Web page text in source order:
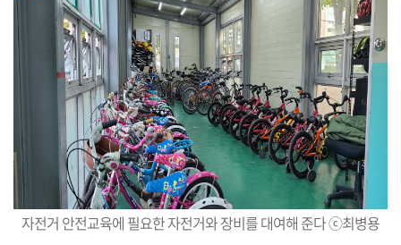
자전거 안전교육에 필요한 자전거와 장비를 대여해 준다 ⓒ최병용